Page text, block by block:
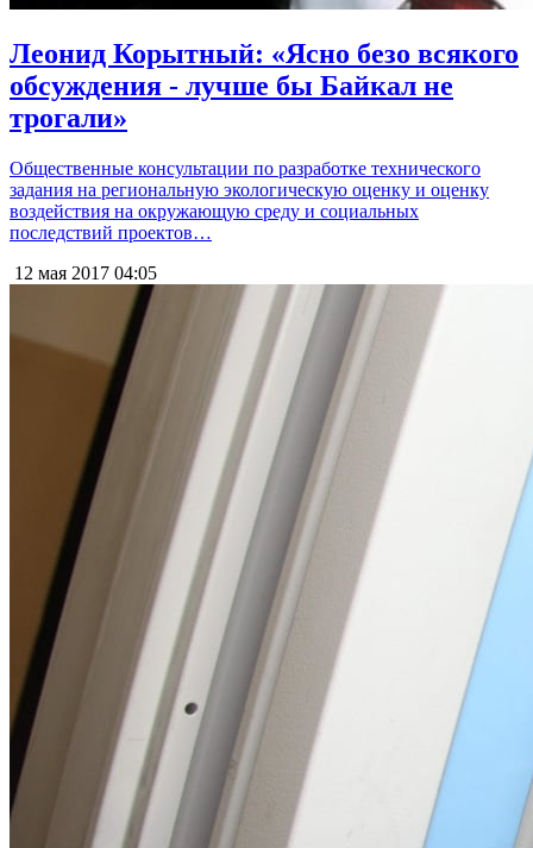
Леонид Корытный: «Ясно безо всякого
обсуждения - лучше бы Байкал не
трогали»
Общественные консультации по разработке технического
задания на региональную экологическую оценку и оценку
воздействия на окружающую среду и социальных
последствий проектов…
12 мая 2017 04:05